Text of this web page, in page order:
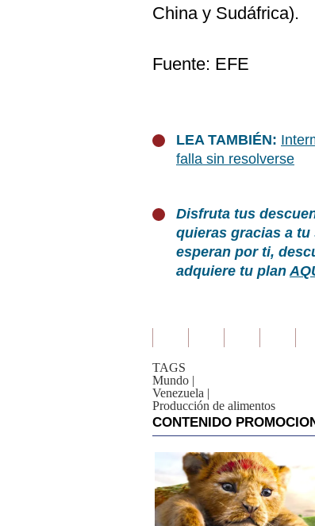
China y Sudáfrica).
Fuente: EFE
LEA TAMBIÉN:
falla sin resolverse
Disfruta tus
quieras gracias a
esperan por ti,
adquiere tu plan
TAGS
Mundo |
Venezuela |
Producción de alimentos